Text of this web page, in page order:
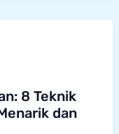
8 Teknik
dan